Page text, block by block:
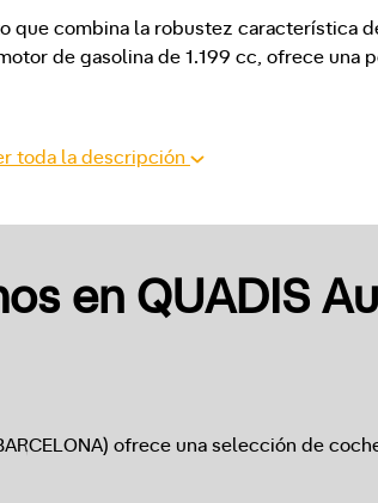
que combina la robustez característica
de gasolina de 1.199 cc, ofrece una
toda la descripción
en QUADIS
ofrece una selección de